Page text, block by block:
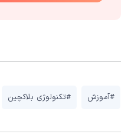
#آموزش #تکنولوژی بلاکچین